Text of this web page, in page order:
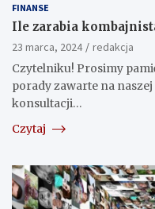
FINANSE
Ile zarabia
23 marca, 2024
redakcja
Czytelniku! Prosimy
porady zawarte na
konsultacji…
Czytaj